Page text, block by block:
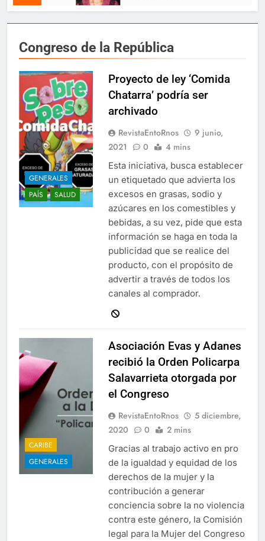
Congreso de la República
GENERALES
PAÍS
SALUD
Proyecto de ley ‘Comida
Chatarra’ podría ser
archivado
RevistaEntoRnos
9 junio,
2021
0 4 mins
Esta iniciativa, busca establecer
un etiquetado que advierta los
excesos en grasas, sodio y
azúcares en los comestibles y
bebidas, a su vez, pide que esta
información se haga en toda la
publicidad que se realice del
producto, con el propósito de
advertir a través de todos los
canales al comprador.
CARIBE
GENERALES
Asociación Evas y Adanes
recibió la Orden Policarpa
Salavarrieta otorgada por
el Congreso
RevistaEntoRnos
5 diciembre,
2020
0 2 mins
Gracias al trabajo activo en pro
de la igualdad y equidad de los
derechos de la mujer y la
contribución a generar
conciencia sobre la no violencia
contra este género, la Comisión
legal para la Mujer del Congreso